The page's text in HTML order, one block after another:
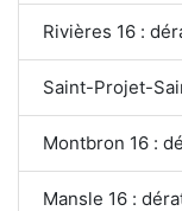
Rivières 16 :
Saint-Projet-
Montbron 16 :
Mansle 16 :